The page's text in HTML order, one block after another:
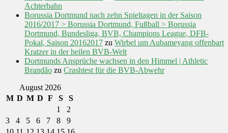
Achterbahn
Borussia Dortmund nach zehn Spieltagen in der Saison
2016/2017 > Borussia Dortmund, Fußball > Borussia
Dortmund, Bundesliga, BVB, Champions League, DFB-
Pokal, Saison 20162017 zu Wirbel um Aubameyang offenbart
Kratzer in der heilen BVB-Welt
Dortmunds Ansprüche wachsen in den Himmel | Athletic
Brandão zu Crashtest für die BVB-Abwehr
August 2026
M D M D F S
S
1
2
3
4 5 6 7 8
9